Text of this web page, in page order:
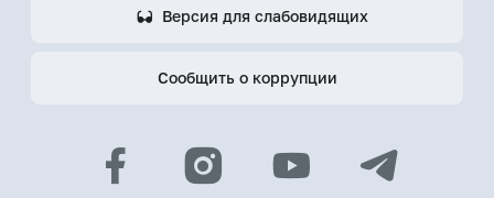
Версия для слабовидящих
Сообщить о коррупции